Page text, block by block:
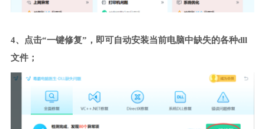
4、点击“一键修复”，即可自动安装当前电脑中缺失的各种dll
文件；